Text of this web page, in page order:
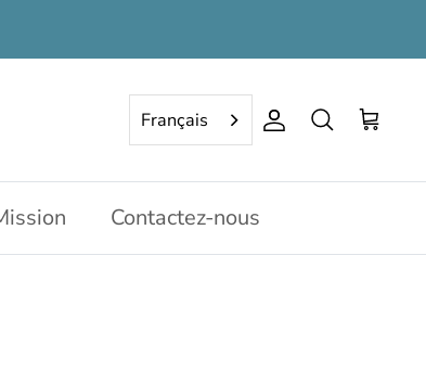
Français Compte
Rechercher
Panier
Contactez-nous